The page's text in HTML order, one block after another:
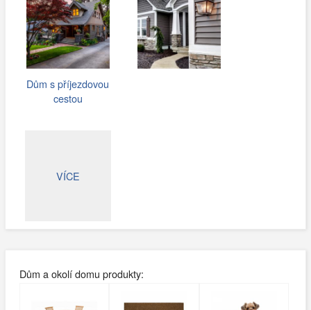
Dům s příjezdovou
cestou
VÍCE
Dům a okolí domu produkty: